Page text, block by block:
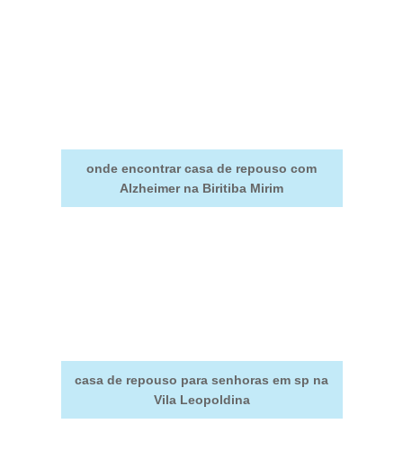
onde encontrar casa de repouso com
Alzheimer na Biritiba Mirim
casa de repouso para senhoras em sp na
Vila Leopoldina